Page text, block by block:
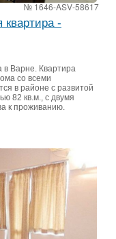
№ 1646-ASV-58617
-
в Варне. Квартира
со всеми
в районе с развитой
82 кв.м., с двумя
к проживанию.